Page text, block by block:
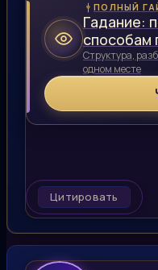
ПОЛНЫЙ
Гадание:
способам
Структура,
одном месте
Цитировать